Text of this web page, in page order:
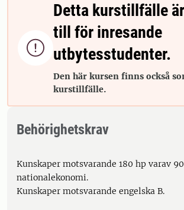

Detta kurstillfälle
till för inresande
utbytesstudenter.
Den här kursen finns också
kurstillfälle.
Behörighetskrav
Kunskaper motsvarande 180 hp varav
nationalekonomi.
Kunskaper motsvarande engelska B.